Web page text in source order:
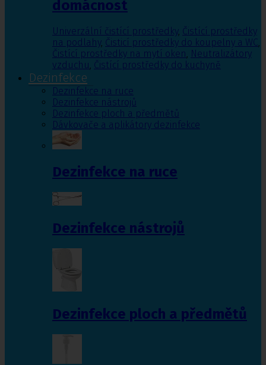
domácnost
Univerzální čistící prostředky, Čistící prostředky
na podlahy, Čisticí prostředky do koupelny a WC,
Čistící prostředky na mytí oken, Neutralizátory
vzduchu, Čistící prostředky do kuchyně
Dezinfekce
Dezinfekce na ruce
Dezinfekce nástrojů
Dezinfekce ploch a předmětů
Dávkovače a aplikátory dezinfekce
Dezinfekce na ruce
Dezinfekce nástrojů
Dezinfekce ploch a předmětů